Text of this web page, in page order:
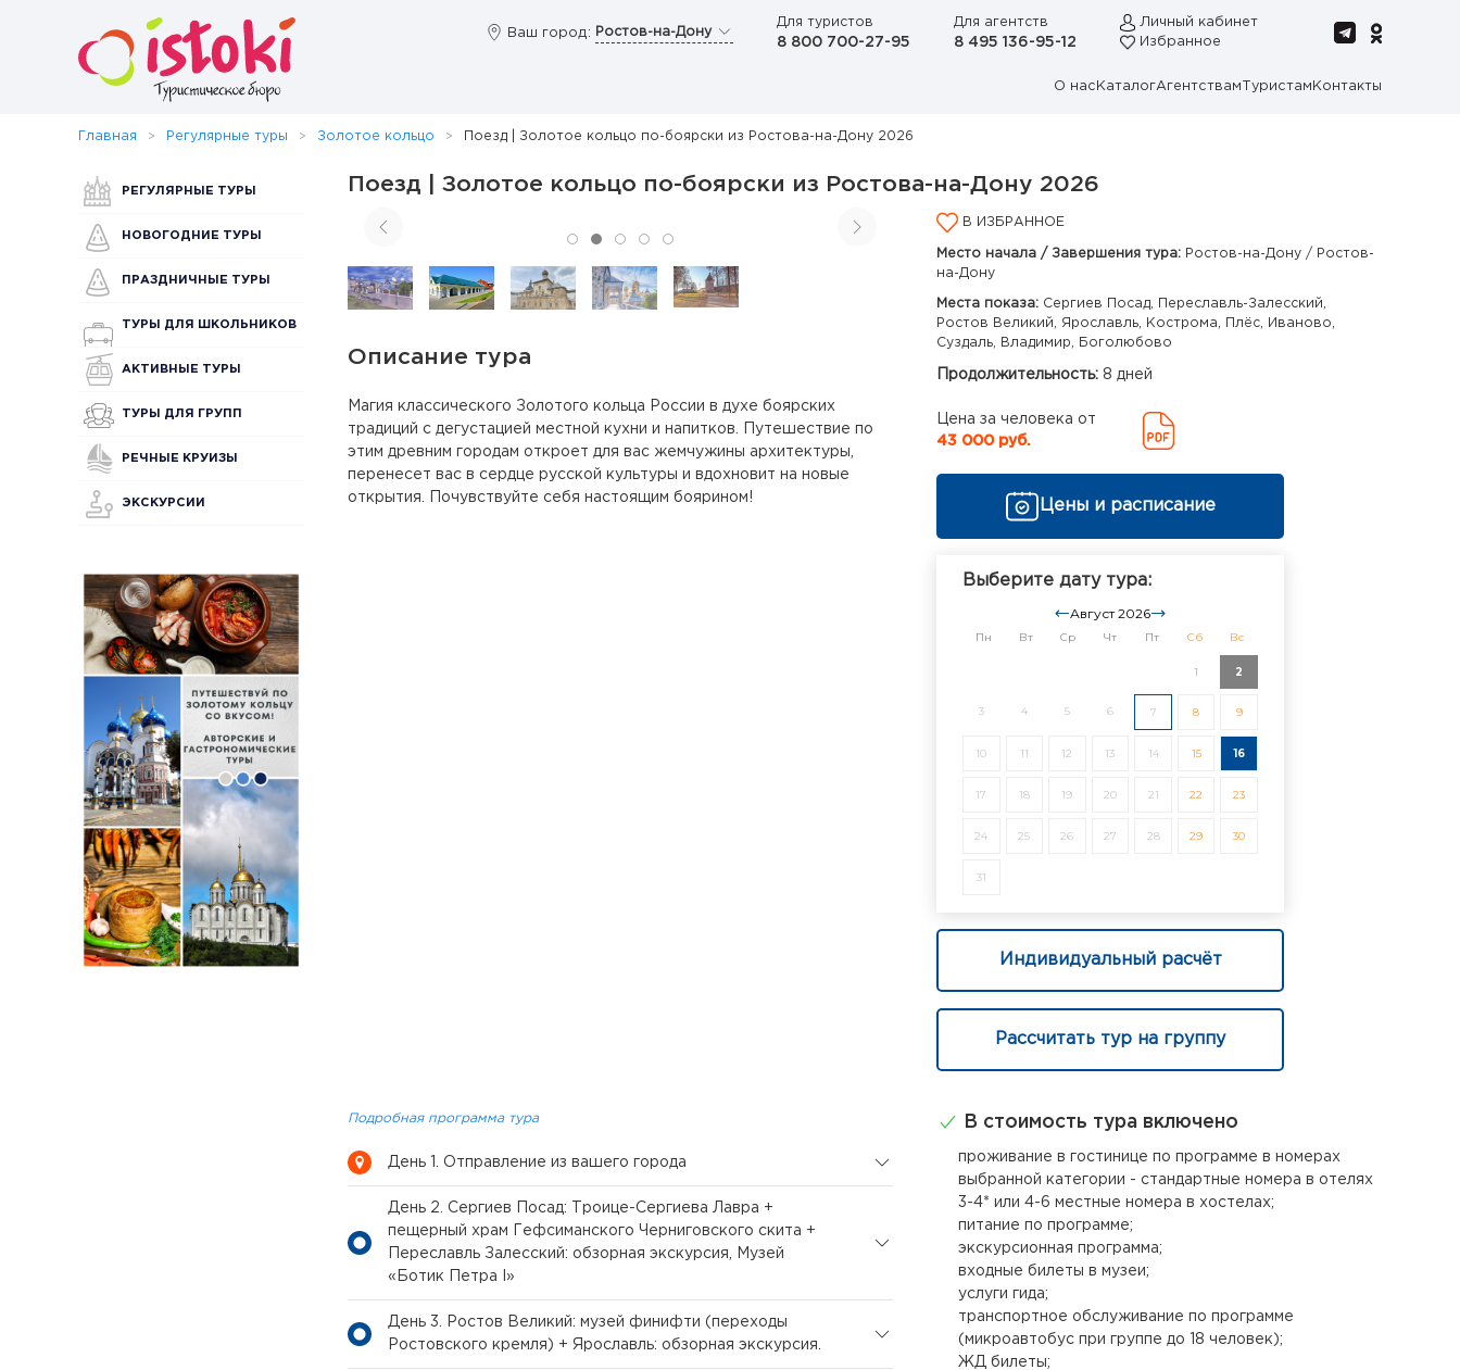
Ваш город: Ростов-на-Дону
Для туристов
8 800 700-27-95
Для агентств
8 495 136-95-12
Личный кабинет
Избранное
О нас КаталогАгентствам Туристам Контакты
Главная Регулярные туры Золотое кольцо Поезд | Золотое кольцо по-боярски из Ростова-на-Дону 2026
Поезд | Золотое кольцо по-боярски из Ростова-на-Дону 2026
Описание тура
Магия классического Золотого кольца России в духе боярских
традиций с дегустацией местной кухни и напитков. Путешествие по
этим древним городам откроет для вас жемчужины архитектуры,
перенесет вас в сердце русской культуры и вдохновит на новые
открытия. Почувствуйте себя настоящим боярином!
В ИЗБРАННОЕ
Место начала / Завершения тура: Ростов-на-Дону / Ростов-
на-Дону
Места показа: Сергиев Посад, Переславль-Залесский,
Ростов Великий, Ярославль, Кострома, Плёс, Иваново,
Суздаль, Владимир, Боголюбово
Продолжительность: 8 дней
Цена за человека от
43 000 руб.
Цены и расписание
Выберите дату тура:
Август 2026
Пн Вт Ср Чт Пт Сб Вс
1 2
3 4 5 6 7 8 9
10 11 12 13 14 15 16
17 18 19 20 21 22 23
24 25 26 27 28 29 30
31
Индивидуальный расчёт
Рассчитать тур на группу
Подробная программа тура
День 1. Отправление из вашего города
День 2. Сергиев Посад: Троице-Сергиева Лавра +
пещерный храм Гефсиманского Черниговского скита +
Переславль Залесский: обзорная экскурсия, Музей
«Ботик Петра I»
День 3. Ростов Великий: музей финифти (переходы
Ростовского кремля) + Ярославль: обзорная экскурсия.
В стоимость тура включено
проживание в гостинице по программе в номерах
выбранной категории - стандартные номера в отелях
3-4* или 4-6 местные номера в хостелах;
питание по программе;
экскурсионная программа;
входные билеты в музеи;
услуги гида;
транспортное обслуживание по программе
(микроавтобус при группе до 18 человек);
ЖД билеты;
РЕГУЛЯРНЫЕ ТУРЫ
НОВОГОДНИЕ ТУРЫ
ПРАЗДНИЧНЫЕ ТУРЫ
ТУРЫ ДЛЯ ШКОЛЬНИКОВ
АКТИВНЫЕ ТУРЫ
ТУРЫ ДЛЯ ГРУПП
РЕЧНЫЕ КРУИЗЫ
ЭКСКУРСИИ